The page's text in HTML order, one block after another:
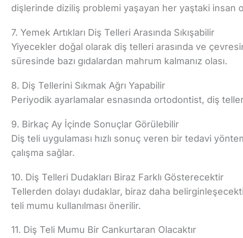
dişlerinde diziliş problemi yaşayan her yaştaki insan
7. Yemek Artıkları Diş Telleri Arasında Sıkışabilir
Yiyecekler doğal olarak diş telleri arasında ve
süresinde bazı gıdalardan mahrum kalmanız olası.
8. Diş Tellerini Sıkmak Ağrı Yapabilir
Periyodik ayarlamalar esnasında ortodontist, diş
9. Birkaç Ay İçinde Sonuçlar Görülebilir
Diş teli uygulaması hızlı sonuç veren bir tedavi
çalışma sağlar.
10. Diş Telleri Dudakları Biraz Farklı Gösterecektir
Tellerden dolayı dudaklar, biraz daha
teli mumu kullanılması önerilir.
11. Diş Teli Mumu Bir Cankurtaran Olacaktır